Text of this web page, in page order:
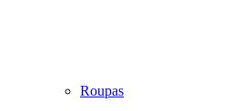
Roupas